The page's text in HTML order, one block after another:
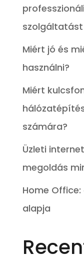
Miért jó és
használni?
Miért
számára?
Üzleti
megoldás
Home
alapja